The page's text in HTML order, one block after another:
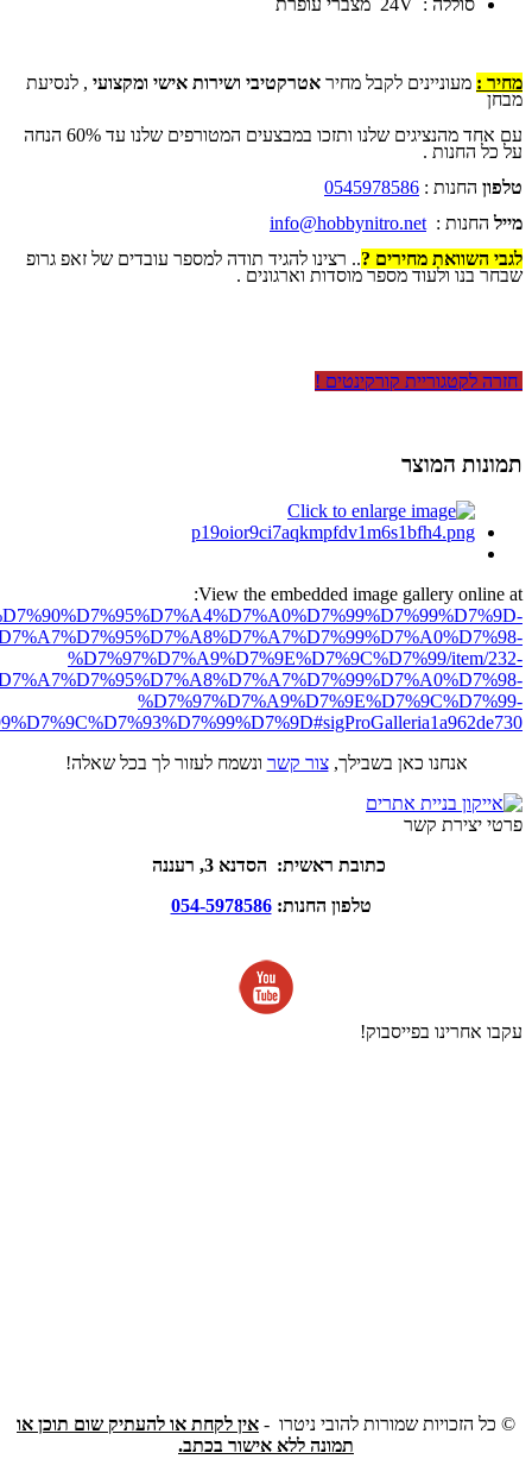
מחיר : מעוניינים לקבל מחיר אטרקטיבי ושירות אישי ומקצועי , לנסיעת
מבחן
עם אחד מהנציגים שלנו ותזכו במבצעים המטורפים שלנו עד 60% הנחה
על כל החנות .
טלפון החנות : 0545978586
מייל החנות : info@hobbynitro.net
לגבי השוואת מחירים ?.. רצינו להגיד תודה למספר עובדים של זאפ גרופ
שבחר בנו ולעוד מספר מוסדות וארגונים .
חזרה לקטגוריית קורקינטים !
תמונות המוצר
View the embedded image gallery online at:
%D7%97%D7%A9%D7%9E%D7%9C%D7%99/item/232-
%D7%97%D7%A9%D7%9E%D7%9C%D7%99-
אנחנו כאן בשבילך,צור קשר ונשמח לעזור לך בכל שאלה!
פרטי יצירת קשר
כתובת ראשית: הסדנא 3, רעננה
טלפון החנות:054-5978586
עקבו אחרינו בפייסבוק!
© כל הזכויות שמורות להובי ניטרו - אין לקחת או להעתיק שום תוכן או
תמונה ללא אישור בכתב.